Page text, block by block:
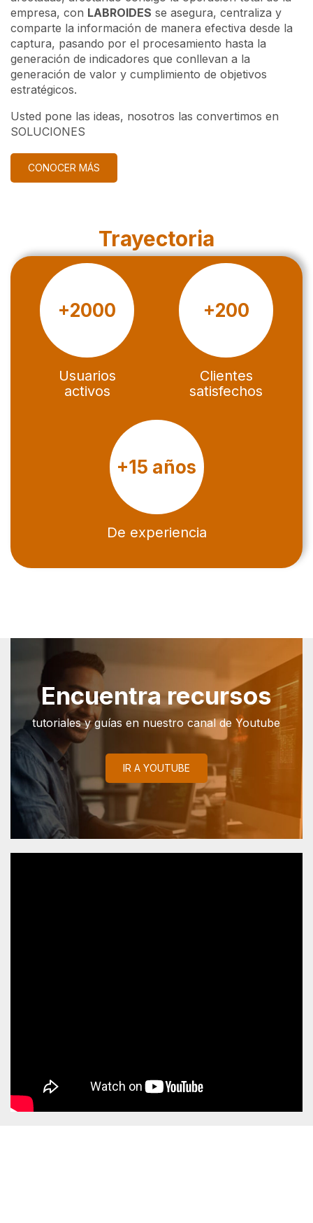
empresa, con LABROIDES se asegura, centraliza y
comparte la información de manera efectiva desde la
captura, pasando por el procesamiento hasta la
generación de indicadores que conllevan a la
generación de valor y cumplimiento de objetivos
estratégicos.
Usted pone las ideas, nosotros las convertimos en
SOLUCIONES
CONOCER MÁS
Trayectoria
+2000
Usuarios
activos
+200
Clientes
satisfechos
+15 años
De experiencia
Encuentra recursos
tutoriales y guías en nuestro canal de Youtube
IR A YOUTUBE